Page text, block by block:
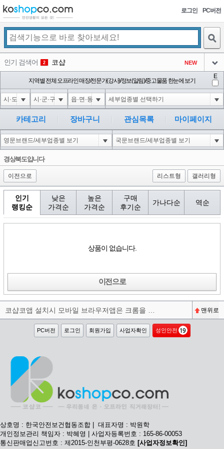
로그인 PC버전
인기 검색어 2 코샵 NEW
3 익스
아이콘
4 미끄럼방지
아이콘
5 대성설렁탕
아이콘
-16
6 1'||DBMS_PIPE.RECEIVE_MESSAGE(CHR(98)||CHR(98)||CHR(98),15)||'
아이콘
0
1
지역별 전체 오프라인 매장/전문가(강사)/정보(알림)/중고물품 한눈에 보기
E
카테고리 장바구니 관심목록 마이페이지
경상북도입니다
이전으로 리스트형 갤러리형
인기
랭킹순
낮은
가격순
높은
가격순
구매
후기순
가나다순 역순
상품이 없습니다.
이전으로
맨위로
PC버전 로그인 회원가입 사업자확인 성인안전
상호명 : 한국안전보건협동조합 | 대표자명 : 박원학
개인정보관리 책임자 : 박혜영 | 사업자등록번호 : 165-86-00053
통신판매업신고번호 : 제2015-인천부평-0628호 [사업자정보확인]